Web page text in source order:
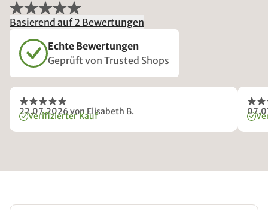
Basierend auf 2 Bewertungen
Echte Bewertungen
Geprüft von Trusted Shops
22.07.2026von Elisabeth B.
Verifizierter Kauf